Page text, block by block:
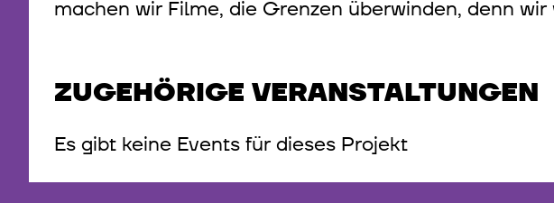
machen wir Filme, die Grenzen überwinden, denn
ZUGEHÖRIGE VERANSTALTUNGEN
Es gibt keine Events für dieses Projekt